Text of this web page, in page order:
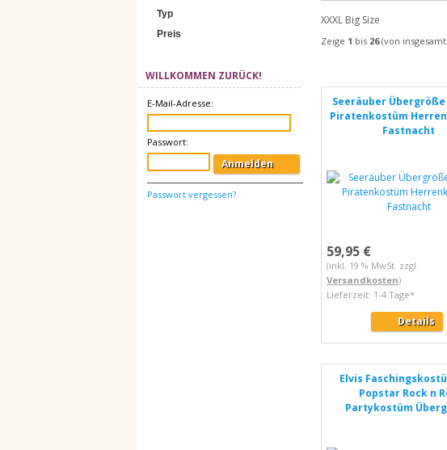
Typ
Preis
WILLKOMMEN ZURÜCK!
E-Mail-Adresse:
Passwort:
Anmelden
Passwort vergessen?
XXXL Big Size
Zeige 1 bis 26(von insgesamt
Seeräuber
Piratenkostüm
Fastnacht
59,95 €
(inkl. 19 % MwSt. zzgl.
Versandkosten)
Lieferzeit: 1-4 Tage*
Details
Elvis
Popstar Rock n
Partykostüm